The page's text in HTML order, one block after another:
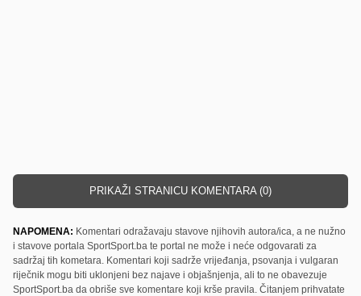
PRIKAŽI STRANICU KOMENTARA (0)
NAPOMENA: Komentari odražavaju stavove njihovih autora/ica, a ne nužno
i stavove portala SportSport.ba te portal ne može i neće odgovarati za
sadržaj tih kometara. Komentari koji sadrže vrijeđanja, psovanja i vulgaran
riječnik mogu biti uklonjeni bez najave i objašnjenja, ali to ne obavezuje
SportSport.ba da obriše sve komentare koji krše pravila. Čitanjem prihvatate